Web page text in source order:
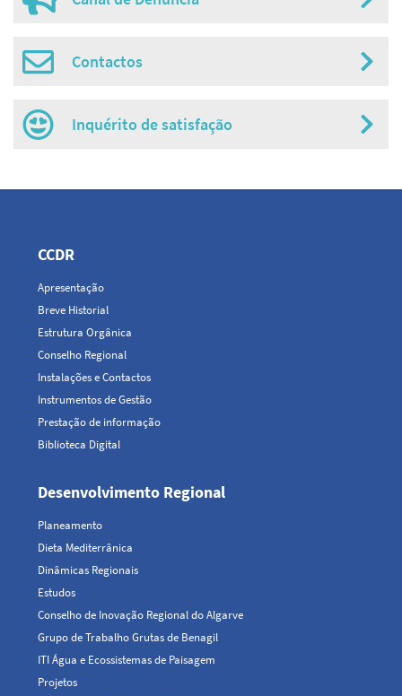
Contactos
Inquérito de satisfação
principal
CCDR
Apresentação
Breve Historial
Estrutura Orgânica
Conselho Regional
Instalações e Contactos
Instrumentos de Gestão
Prestação de informação
Biblioteca Digital
Desenvolvimento Regional
Planeamento
Dieta Mediterrânica
Dinâmicas Regionais
Estudos
Conselho de Inovação Regional do Algarve
Grupo de Trabalho Grutas de Benagil
ITI Água e Ecossistemas de Paisagem
Projetos